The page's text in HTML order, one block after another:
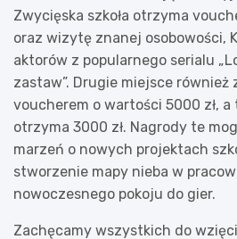
Zwycięska szkoła otrzyma
oraz wizytę znanej osobowości,
aktorów z popularnego serialu
zastaw”. Drugie miejsce
voucherem o wartości 5000 zł,
otrzyma 3000 zł. Nagrody te
marzeń o nowych projektach
stworzenie mapy nieba w
nowoczesnego pokoju do gier.
Zachęcamy wszystkich do